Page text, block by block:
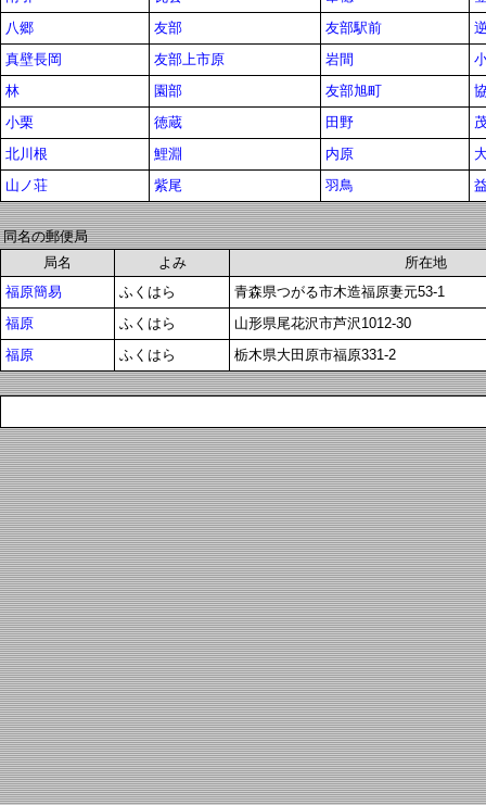
八郷
友部 友部駅前
真壁長岡
友部上市原 岩間
林
園部 友部旭町
小栗
徳蔵 田野
北川根
鯉淵 内原
山ノ荘
紫尾 羽鳥
同名の郵便局
局名
よみ
所在地
福原簡易
ふくはら
青森県つがる市木造福原妻元53-1
福原
ふくはら
山形県尾花沢市芦沢1012-30
福原
ふくはら 栃木県大田原市福原331-2